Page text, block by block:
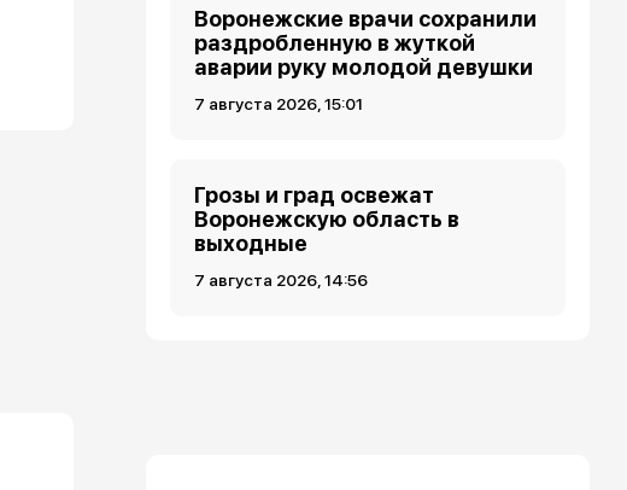
Воронежские врачи сохранили
раздробленную в жуткой
аварии руку молодой девушки
7 августа 2026, 15:01
Грозы и град освежат
Воронежскую область в
выходные
7 августа 2026, 14:56